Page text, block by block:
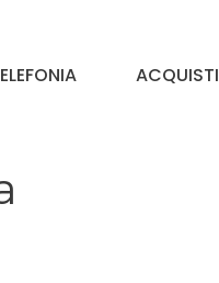
ACQUISTI